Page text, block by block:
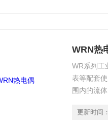
WRN热
WR系列工
表等配套
围内的流
更新时间：